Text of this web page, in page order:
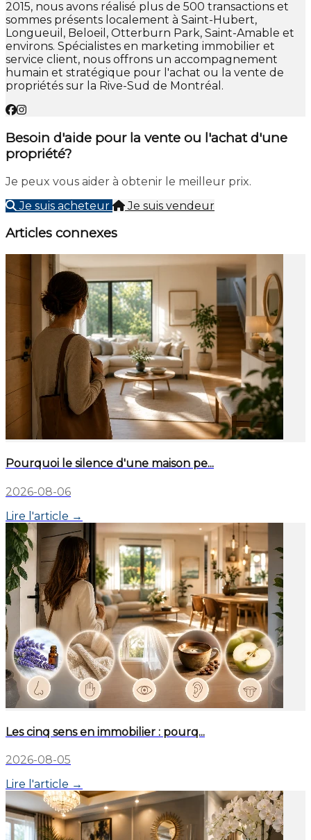
2015, nous avons réalisé plus de 500 transactions et
sommes présents localement à Saint-Hubert,
Longueuil, Beloeil, Otterburn Park, Saint-Amable et
environs. Spécialistes en marketing immobilier et
service client, nous offrons un accompagnement
humain et stratégique pour l'achat ou la vente de
propriétés sur la Rive-Sud de Montréal.
Besoin d'aide pour la vente ou l'achat d'une
propriété?
Je peux vous aider à obtenir le meilleur prix.
Je suis acheteur
Je suis vendeur
Articles connexes
Pourquoi le silence d'une maison pe...
2026-08-06
Lire l'article →
Les cinq sens en immobilier : pourq...
2026-08-05
Lire l'article →